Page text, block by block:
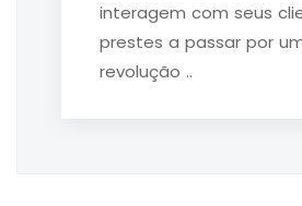
interagem com seus
prestes a passar por
revolução ..